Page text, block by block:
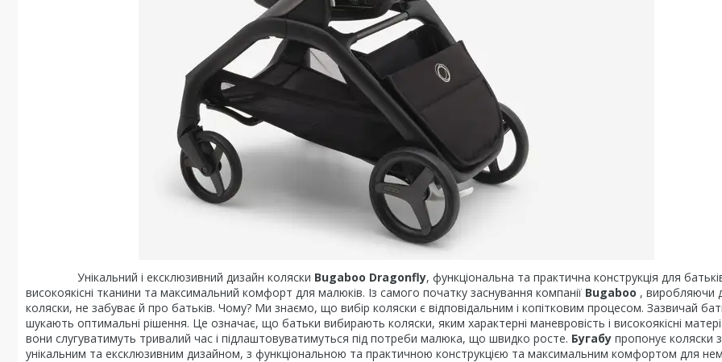
Унікальний і ексклюзивний дизайн коляски Bugaboo Dragonfly, функціональна та практична конструкція для
високоякісні тканини та максимальний комфорт для малюків. Із самого початку заснування компанії Bugaboo , виробляючи
коляски, не забуває й про батьків. Чому? Ми знаємо, що вибір коляски є відповідальним і копітковим процесом. Зазвичай
шукають оптимальні рішення. Це означає, що батьки вибирають коляски, яким характерні маневровість і високоякісні
вони слугуватимуть тривалий час і підлаштовуватимуться під потреби малюка, що швидко росте. Бугабу пропонує коляски з
унікальним та ексклюзивним дизайном, з функціональною та практичною конструкцією та максимальним комфортом для